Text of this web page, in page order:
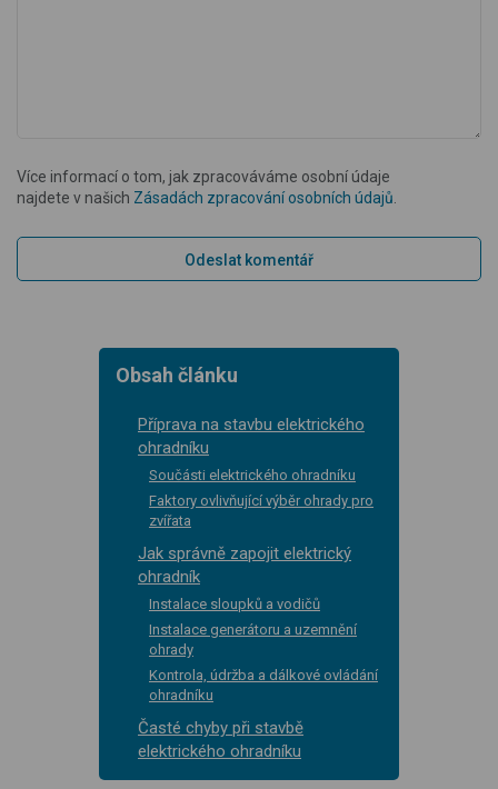
Více informací o tom, jak zpracováváme osobní údaje
najdete v našich Zásadách zpracování osobních údajů.
Obsah článku
Příprava na stavbu elektrického
ohradníku
Součásti elektrického ohradníku
Faktory ovlivňující výběr ohrady pro
zvířata
Jak správně zapojit elektrický
ohradník
Instalace sloupků a vodičů
Instalace generátoru a uzemnění
ohrady
Kontrola, údržba a dálkové ovládání
ohradníku
Časté chyby při stavbě
elektrického ohradníku